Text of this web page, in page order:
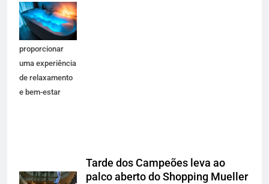
iluminação em
LED e design
premium para
proporcionar
uma experiência
de relaxamento
e bem-estar
Tarde dos Campeões leva ao
palco aberto do Shopping Mueller